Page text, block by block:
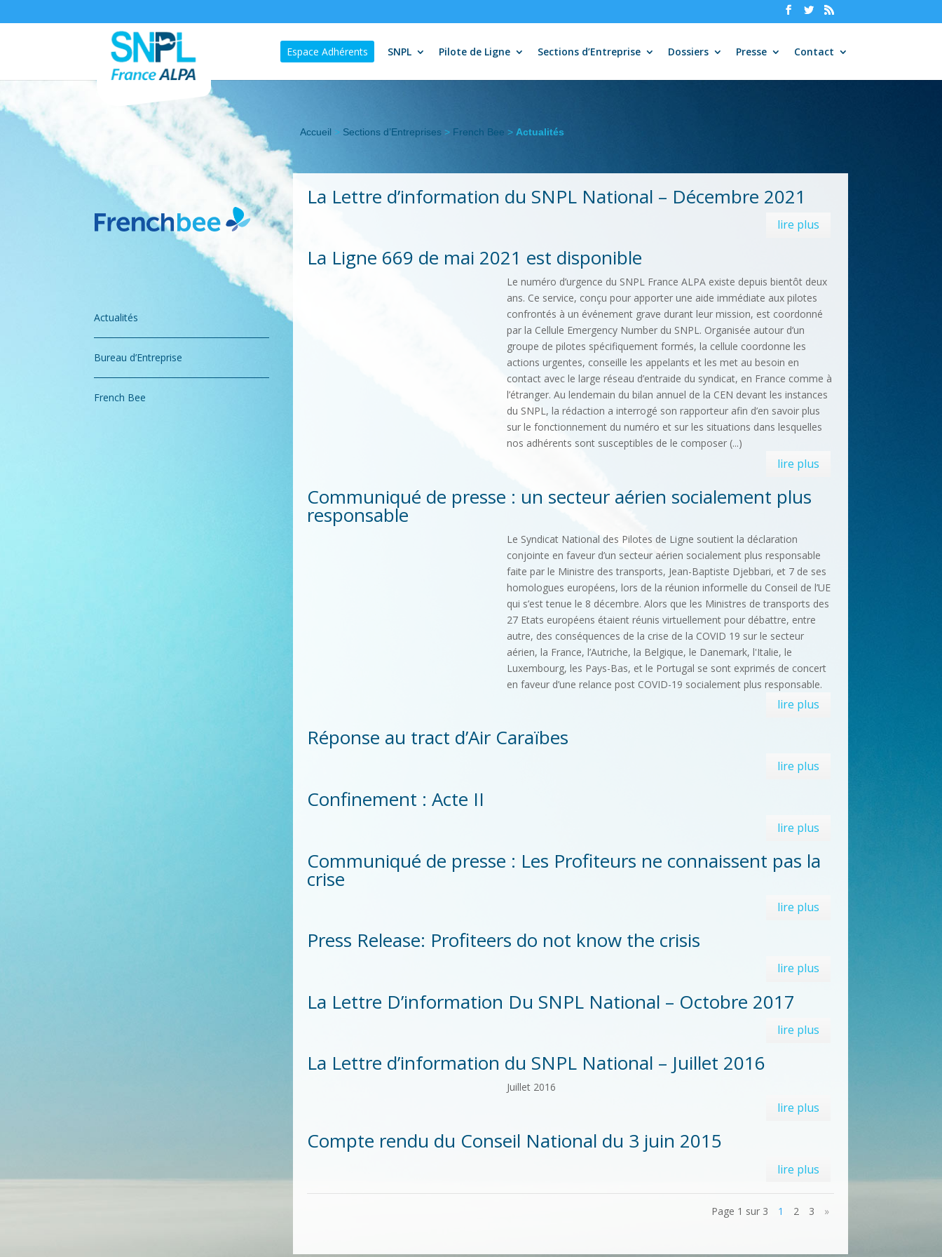
Espace Adhérents SNPL Pilote de Ligne Sections d’Entreprise Dossiers Presse Contact
Accueil > Sections d’Entreprises > French Bee > Actualités
Actualités
Bureau d’Entreprise
French Bee
La Lettre d’information du SNPL National – Décembre 2021
lire plus
La Ligne 669 de mai 2021 est disponible
Le numéro d’urgence du SNPL France ALPA existe depuis bientôt deux
ans. Ce service, conçu pour apporter une aide immédiate aux pilotes
confrontés à un événement grave durant leur mission, est coordonné
par la Cellule Emergency Number du SNPL. Organisée autour d’un
groupe de pilotes spécifiquement formés, la cellule coordonne les
actions urgentes, conseille les appelants et les met au besoin en
contact avec le large réseau d’entraide du syndicat, en France comme à
l’étranger. Au lendemain du bilan annuel de la CEN devant les instances
du SNPL, la rédaction a interrogé son rapporteur afin d’en savoir plus
sur le fonctionnement du numéro et sur les situations dans lesquelles
nos adhérents sont susceptibles de le composer (...)
lire plus
Communiqué de presse : un secteur aérien socialement plus
responsable
Le Syndicat National des Pilotes de Ligne soutient la déclaration
conjointe en faveur d’un secteur aérien socialement plus responsable
faite par le Ministre des transports, Jean-Baptiste Djebbari, et 7 de ses
homologues européens, lors de la réunion informelle du Conseil de l’UE
qui s’est tenue le 8 décembre. Alors que les Ministres de transports des
27 Etats européens étaient réunis virtuellement pour débattre, entre
autre, des conséquences de la crise de la COVID 19 sur le secteur
aérien, la France, l’Autriche, la Belgique, le Danemark, l'Italie, le
Luxembourg, les Pays-Bas, et le Portugal se sont exprimés de concert
en faveur d’une relance post COVID-19 socialement plus responsable.
lire plus
Réponse au tract d’Air Caraïbes
lire plus
Confinement : Acte II
lire plus
Communiqué de presse : Les Profiteurs ne connaissent pas la
crise
lire plus
Press Release: Profiteers do not know the crisis
lire plus
La Lettre D’information Du SNPL National – Octobre 2017
lire plus
La Lettre d’information du SNPL National – Juillet 2016
Juillet 2016
lire plus
Compte rendu du Conseil National du 3 juin 2015
lire plus
Page 1 sur 3 1 2 3 »